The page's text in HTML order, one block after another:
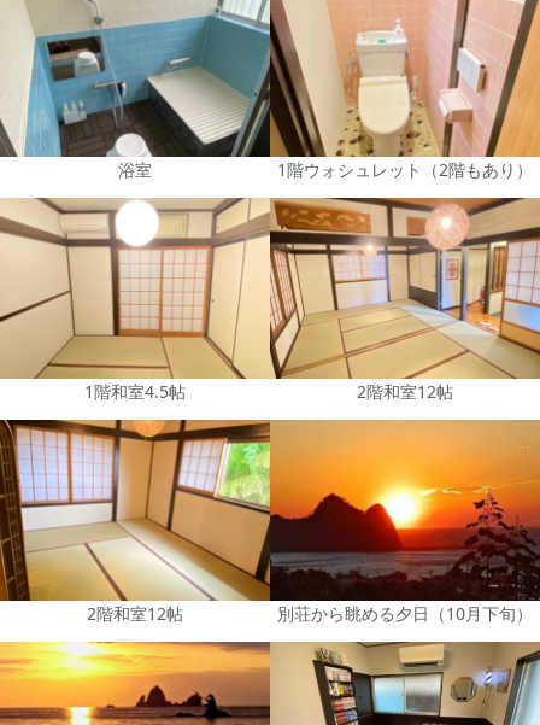
浴室 1階ウォシュレット（2階もあり）
1階和室4.5帖 2階和室12帖
2階和室12帖 別荘から眺める夕日（10月下旬）